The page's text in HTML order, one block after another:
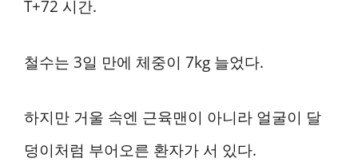
T+72 시간.
철수는 3일 만에 체중이 7kg 늘었다.
하지만 거울 속엔 근육맨이 아니라 얼굴이 달
덩이처럼 부어오른 환자가 서 있다.